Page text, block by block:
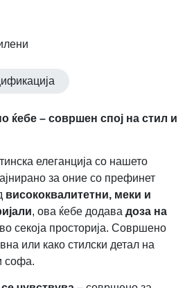
ќебе – совршен спој на стил и
елеганција со нашето
за оние со префинет
висококвалитетни, меки и
, ова ќебе додава дозa на
во секоја просторија. Совршено
или како стилски детал на
софа.